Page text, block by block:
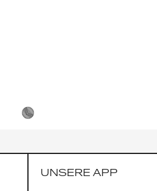
UNSERE APP